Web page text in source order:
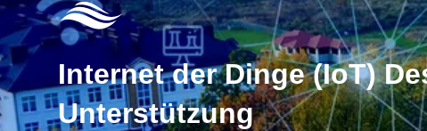
Internet der Dinge (IoT)
Unterstützung